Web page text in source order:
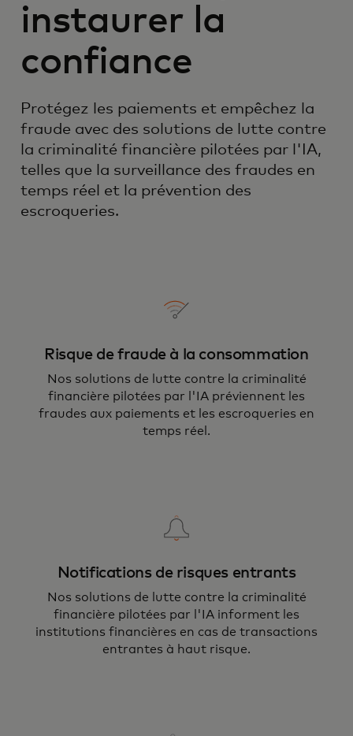
instaurer la
confiance
Protégez les paiements et empêchez la
fraude avec des solutions de lutte contre
la criminalité financière pilotées par l'IA,
telles que la surveillance des fraudes en
temps réel et la prévention des
escroqueries.
Risque de fraude à la consommation
Nos solutions de lutte contre la criminalité
financière pilotées par l'IA préviennent les
fraudes aux paiements et les escroqueries en
temps réel.
Notifications de risques entrants
Nos solutions de lutte contre la criminalité
financière pilotées par l'IA informent les
institutions financières en cas de transactions
entrantes à haut risque.